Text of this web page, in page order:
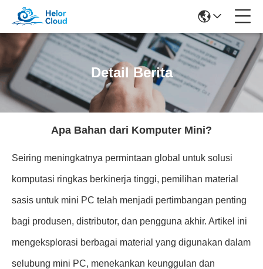
Detail Berita
Apa Bahan dari Komputer Mini?
Seiring meningkatnya permintaan global untuk solusi
komputasi ringkas berkinerja tinggi, pemilihan material
sasis untuk mini PC telah menjadi pertimbangan penting
bagi produsen, distributor, dan pengguna akhir. Artikel ini
mengeksplorasi berbagai material yang digunakan dalam
selubung mini PC, menekankan keunggulan dan